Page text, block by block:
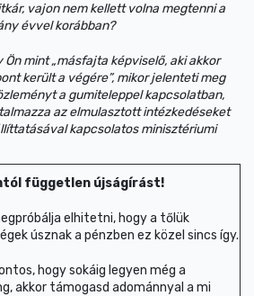
vajon nem kellett volna megtenni a
évvel korábban?
mint „másfajta képviselő, aki akkor
került a végére”, mikor jelenteti meg
a gumiteleppel kapcsolatban,
az elmulasztott intézkedéseket
kapcsolatos minisztériumi
független újságírást!
elhitetni, hogy a tőlük
úsznak a pénzben ez közel sincs így.
hogy sokáig legyen még a
akkor támogasd adománnyal a mi